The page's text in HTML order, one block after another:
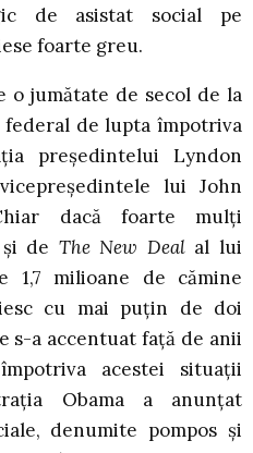
de asistat social pe
foarte greu.
o jumătate de secol de la
de lupta împotriva
preşedintelui Lyndon
lui John
dacă foarte mulţi
de The New Dealal lui
1,7 milioane de cămine
cu mai puţin de doi
s-a accentuat faţă de anii
acestei situaţii
Obama a anunţat
denumite pompos şi